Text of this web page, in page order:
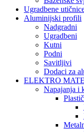
Ugradbene
Aluminijski profili
Nadgradni
Ugradbeni
Kutni
Podni
Savitljivi
Dodaci za
ELEKTRO
Napajanja i